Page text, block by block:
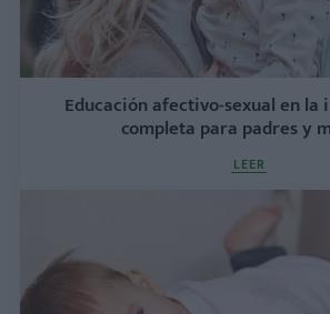
Educación afectivo-sexual en la
completa para padres y
LEER